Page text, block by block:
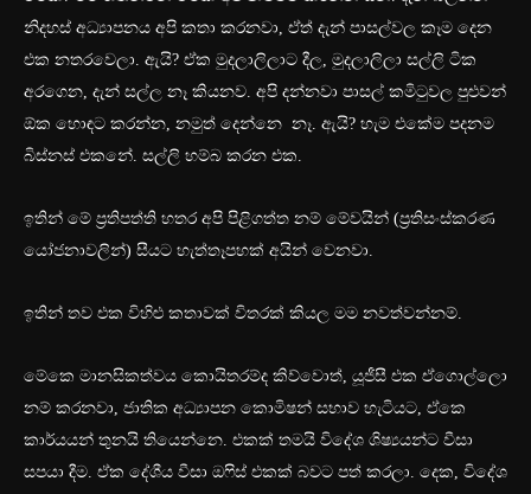
නිදහස් අධ්‍යාපනය අපි කතා කරනවා, ඒත් දැන් පාසල්වල කෑම දෙන
එක නතරවෙලා. ඇයි? ඒක මුදලාලිලාට දීල, මුදලාලිලා සල්ලි ටික
අරගෙන, දැන් සල්ල නෑ කියනව. අපි දන්නවා පාසල් කමිටුවල පුළුවන්
ඕක හොඳට කරන්න, නමුත් දෙන්නෙ නෑ. ඇයි? හැම එකේම පදනම
බිස්නස් එකනේ. සල්ලි හම්බ කරන එක.
ඉතින් මේ ප්‍රතිපත්ති හතර අපි පිළිගත්ත නම් මේවයින් (ප්‍රතිසංස්කරණ
යෝජනාවලින්) සීයට හැත්තෑපහක් අයින් වෙනවා.
ඉතින් තව එක විහිළු කතාවක් විතරක් කියල මම නවත්වන්නම්.
මේකෙ මානසිකත්වය කොයිතරම්ද කිව්වොත්, යූජීසී එක ඒගොල්ලො
නම් කරනවා, ජාතික අධ්‍යාපන කොමිෂන් සභාව හැටියට, ඒකෙ
කාර්යයන් තුනයි තියෙන්නෙ. එකක් තමයි විදේශ ශිෂ්‍යයන්ට වීසා
සපයා දීම. ඒක දේශීය වීසා ඔෆිස් එකක් බවට පත් කරලා. දෙක, විදේශ